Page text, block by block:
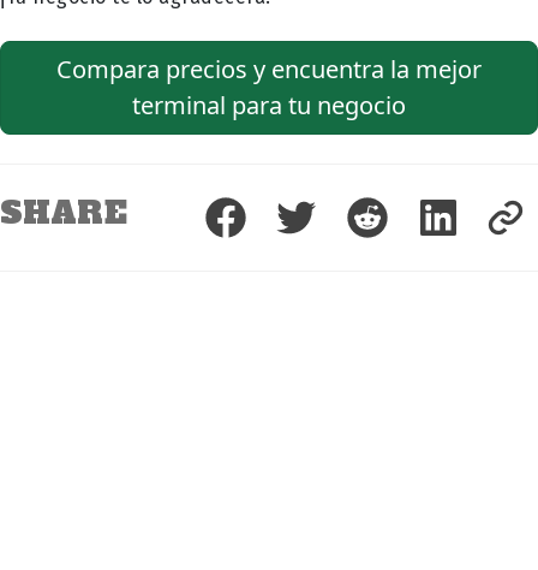
Compara precios y encuentra la mejor
terminal para tu negocio
SHARE